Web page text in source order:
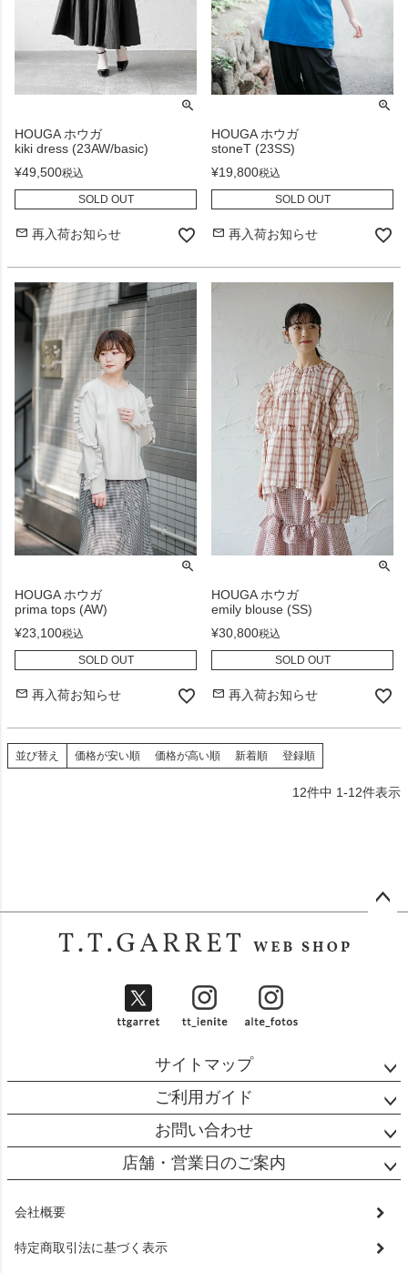
HOUGA ホウガ
kiki dress (23AW/basic)
¥49,500税込
SOLD OUT
再入荷お知らせ
HOUGA ホウガ
stoneT (23SS)
¥19,800税込
SOLD OUT
再入荷お知らせ
HOUGA ホウガ
prima tops (AW)
¥23,100税込
SOLD OUT
再入荷お知らせ
HOUGA ホウガ
emily blouse (SS)
¥30,800税込
SOLD OUT
再入荷お知らせ
並び替え 価格が安い順 価格が高い順 新着順 登録順
12件中 1-12件表示
サイトマップ
ご利用ガイド
お問い合わせ
店舗・営業日のご案内
会社概要
特定商取引法に基づく表示